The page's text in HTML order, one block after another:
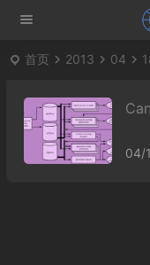
首页 2013 04
04/